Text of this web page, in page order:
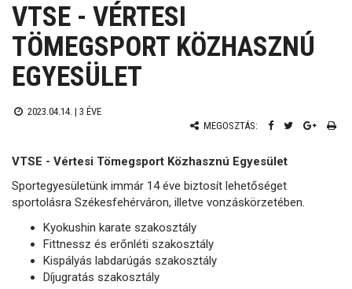
VTSE - VÉRTESI
TÖMEGSPORT KÖZHASZNÚ
EGYESÜLET
2023.04.14. | 3 ÉVE
MEGOSZTÁS:
VTSE - Vértesi Tömegsport Közhasznú Egyesület
Sportegyesületünk immár 14 éve biztosít lehetőséget
sportolásra Székesfehérváron, illetve vonzáskörzetében.
Kyokushin karate szakosztály
Fittnessz és erőnléti szakosztály
Kispályás labdarúgás szakosztály
Díjugratás szakosztály